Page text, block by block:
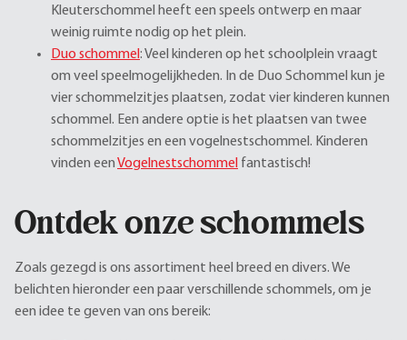
Kleuterschommel heeft een speels ontwerp en maar
weinig ruimte nodig op het plein.
Duo schommel : Veel kinderen op het schoolplein vraagt
om veel speelmogelijkheden. In de Duo Schommel kun je
vier schommelzitjes plaatsen, zodat vier kinderen kunnen
schommel. Een andere optie is het plaatsen van twee
schommelzitjes en een vogelnestschommel. Kinderen
vinden eenVogelnestschommel fantastisch!
Ontdek onze schommels
Zoals gezegd is ons assortiment heel breed en divers. We
belichten hieronder een paar verschillende schommels, om je
een idee te geven van ons bereik: